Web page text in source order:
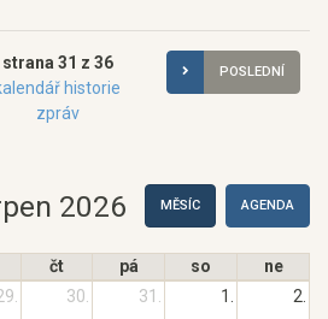
strana 31 z 36
historie
zpráv
POSLEDNÍ
2026 MĚSÍC AGENDA
čt pá so
ne
30. 31. 1. 2.